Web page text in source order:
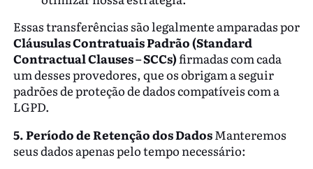
Essas transferências são legalmente amparadas por
Cláusulas Contratuais Padrão (Standard
Contractual Clauses – SCCs)firmadas com cada
um desses provedores, que os obrigam a seguir
padrões de proteção de dados compatíveis com a
LGPD.
5. Período de Retenção dos DadosManteremos
seus dados apenas pelo tempo necessário: